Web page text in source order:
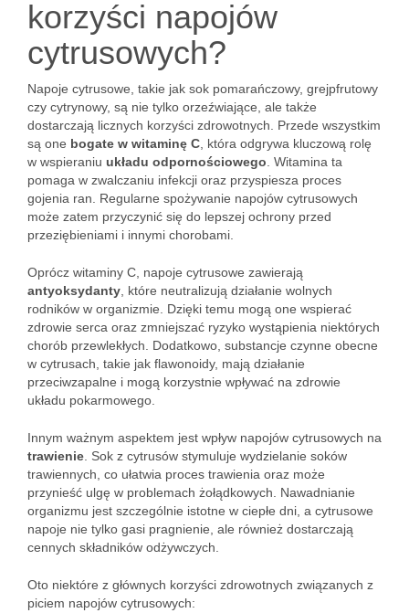
korzyści napojów
cytrusowych?
Napoje cytrusowe, takie jak sok pomarańczowy, grejpfrutowy
czy cytrynowy, są nie tylko orzeźwiające, ale także
dostarczają licznych korzyści zdrowotnych. Przede wszystkim
są one bogate w witaminę C , która odgrywa kluczową rolę
w wspieraniu układu odpornościowego . Witamina ta
pomaga w zwalczaniu infekcji oraz przyspiesza proces
gojenia ran. Regularne spożywanie napojów cytrusowych
może zatem przyczynić się do lepszej ochrony przed
przeziębieniami i innymi chorobami.
Oprócz witaminy C, napoje cytrusowe zawierają
antyoksydanty , które neutralizują działanie wolnych
rodników w organizmie. Dzięki temu mogą one wspierać
zdrowie serca oraz zmniejszać ryzyko wystąpienia niektórych
chorób przewlekłych. Dodatkowo, substancje czynne obecne
w cytrusach, takie jak flawonoidy, mają działanie
przeciwzapalne i mogą korzystnie wpływać na zdrowie
układu pokarmowego.
Innym ważnym aspektem jest wpływ napojów cytrusowych na
trawienie . Sok z cytrusów stymuluje wydzielanie soków
trawiennych, co ułatwia proces trawienia oraz może
przynieść ulgę w problemach żołądkowych. Nawadnianie
organizmu jest szczególnie istotne w ciepłe dni, a cytrusowe
napoje nie tylko gasi pragnienie, ale również dostarczają
cennych składników odżywczych.
Oto niektóre z głównych korzyści zdrowotnych związanych z
piciem napojów cytrusowych: